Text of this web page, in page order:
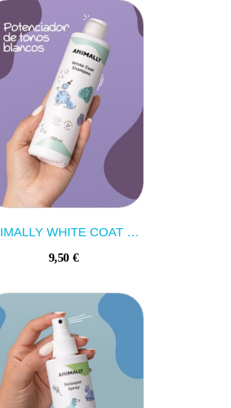
ANIMALLY WHITE COAT SHAMPOO 250ML
9,50 €